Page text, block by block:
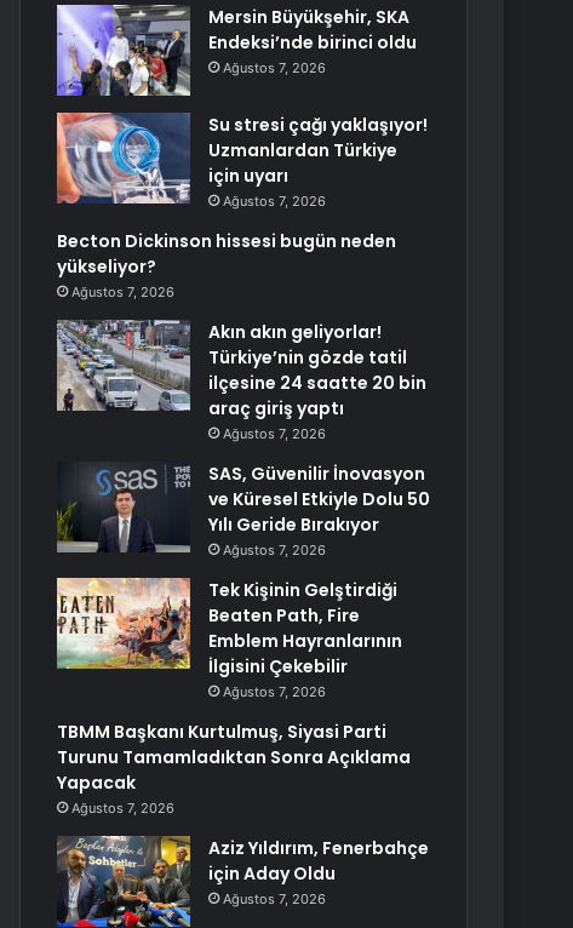
Mersin Büyükşehir, SKA
Endeksi’nde birinci oldu
Ağustos 7, 2026
Su stresi çağı yaklaşıyor!
Uzmanlardan Türkiye
için uyarı
Ağustos 7, 2026
Becton Dickinson hissesi bugün neden
yükseliyor?
Ağustos 7, 2026
Akın akın geliyorlar!
Türkiye’nin gözde tatil
ilçesine 24 saatte 20 bin
araç giriş yaptı
Ağustos 7, 2026
SAS, Güvenilir İnovasyon
ve Küresel Etkiyle Dolu 50
Yılı Geride Bırakıyor
Ağustos 7, 2026
Tek Kişinin Gelştirdiği
Beaten Path, Fire
Emblem Hayranlarının
İlgisini Çekebilir
Ağustos 7, 2026
TBMM Başkanı Kurtulmuş, Siyasi Parti
Turunu Tamamladıktan Sonra Açıklama
Yapacak
Ağustos 7, 2026
Aziz Yıldırım, Fenerbahçe
için Aday Oldu
Ağustos 7, 2026